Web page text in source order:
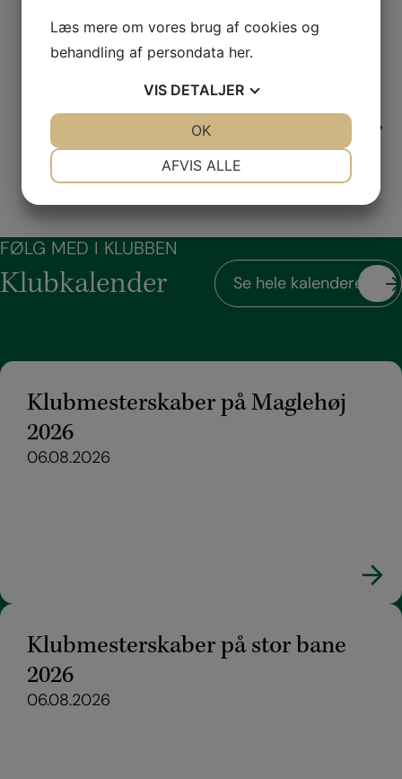
Louis - har…
FØLG MED I KLUBBEN
Klubkalender Se hele kalenderen
Klubmesterskaber på Maglehøj
2026
06.08.2026
Klubmesterskaber på stor bane
2026
06.08.2026
Læs mere om vores brug af cookies og
behandling af persondata her.
VIS DETALJER
AFVIS ALLE
OK